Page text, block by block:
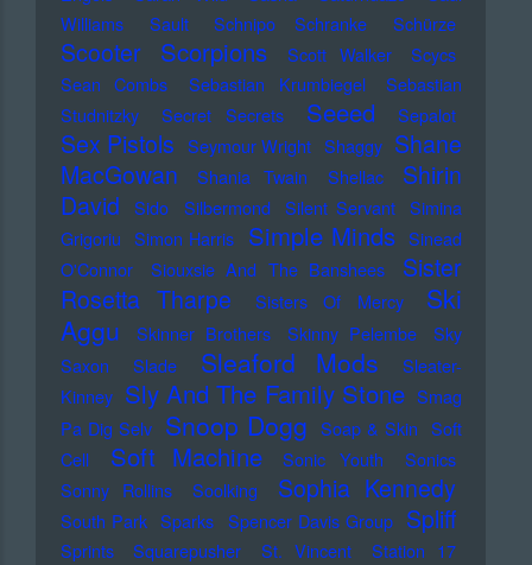
Williams
Sault Schnipo Schranke Schürze
Scooter Scorpions Scott Walker
Scycs
Sean Combs
Sebastian Krumbiegel
Sebastian
Studnitzky
Secret Secrets Seeed Sepalot
Sex Pistols Seymour Wright Shaggy Shane
MacGowan
Shania Twain Shellac
Shirin
David
Sido Silbermond Silent Servant Simina
Grigoriu Simon Harris Simple Minds Sinead
O'Connor
Siouxsie And The Banshees
Sister
Rosetta Tharpe
Sisters Of Mercy
Ski
Aggu
Skinner Brothers Skinny Pelembe
Sky
Saxon
Slade Sleaford Mods
Sleater-
Kinney Sly And The Family Stone Smag
Pa Dig Selv Snoop Dogg Soap & Skin Soft
Cell
Soft Machine Sonic Youth
Sonics
Sonny Rollins
Soolking Sophia Kennedy
South Park Sparks Spencer Davis Group Spliff
Sprints Squarepusher St. Vincent
Station 17